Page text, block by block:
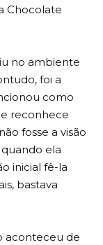
Chocolate
no ambiente
foi a
como
reconhece
fosse a visão
ela
inicial fê-la
bastava
aconteceu de